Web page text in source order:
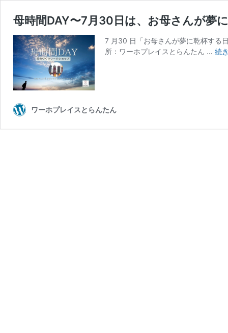
母時間DAY〜7月30日は、お母さんが夢
7 月30 日「お母さんが夢に乾杯する
所：ワーホプレイスとらんたん … 続
ワーホプレイスとらんたん